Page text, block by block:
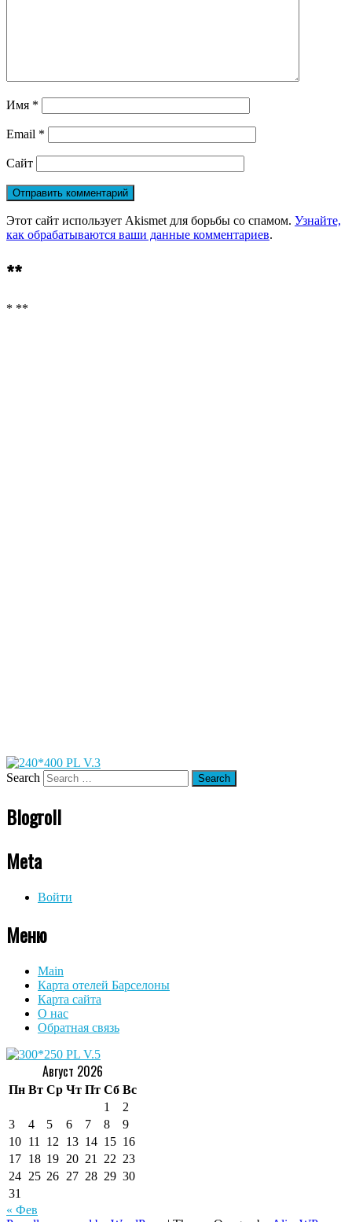
Имя *
Email *
Сайт
Этот сайт использует Akismet для борьбы со спамом. Узнайте,
как обрабатываются ваши данные комментариев.
**
* **
Search
Blogroll
Meta
Войти
Меню
Main
Карта отелей Барселоны
Карта сайта
О нас
Обратная связь
Август 2026
Пн Вт Ср Чт Пт Сб Вс
1
2
3
4 5 6 7 8
9
10 11 12 13 14 15 16
17 18 19 20 21 22 23
24 25 26 27 28 29 30
31
« Фев